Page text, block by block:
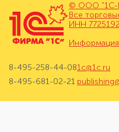
© ООО "1С-
Все
ИНН
Информация
8-495-258-44-08
8-495-681-02-21
1c@1c.ru